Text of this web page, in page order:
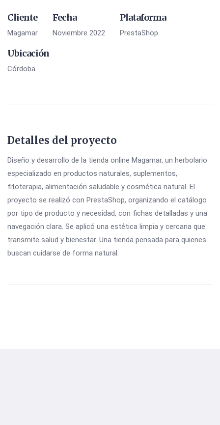
Cliente
Magamar
Fecha
Noviembre 2022
Plataforma
PrestaShop
Ubicación
Córdoba
Detalles del proyecto
Diseño y desarrollo de la tienda online Magamar, un herbolario
especializado en productos naturales, suplementos,
fitoterapia, alimentación saludable y cosmética natural. El
proyecto se realizó con PrestaShop, organizando el catálogo
por tipo de producto y necesidad, con fichas detalladas y una
navegación clara. Se aplicó una estética limpia y cercana que
transmite salud y bienestar. Una tienda pensada para quienes
buscan cuidarse de forma natural.